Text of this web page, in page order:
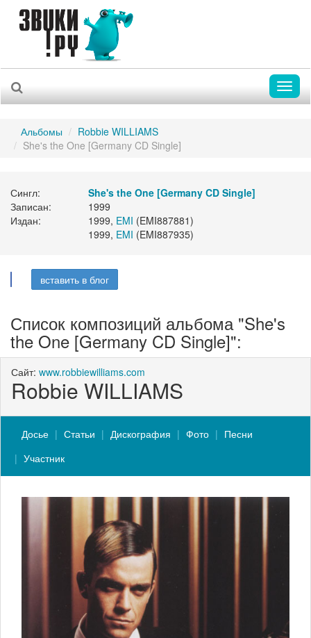
Альбомы
Robbie WILLIAMS
She's the One [Germany CD Single]
Сингл:
She's the One [Germany CD Single]
Записан:
1999
Издан:
1999, EMI (EMI887881)
1999, EMI (EMI887935)
вставить в блог
Список композиций альбома "She's
the One [Germany CD Single]":
Сайт: www.robbiewilliams.com
Robbie WILLIAMS
Досье Статьи Дискография Фото
Песни
Участник